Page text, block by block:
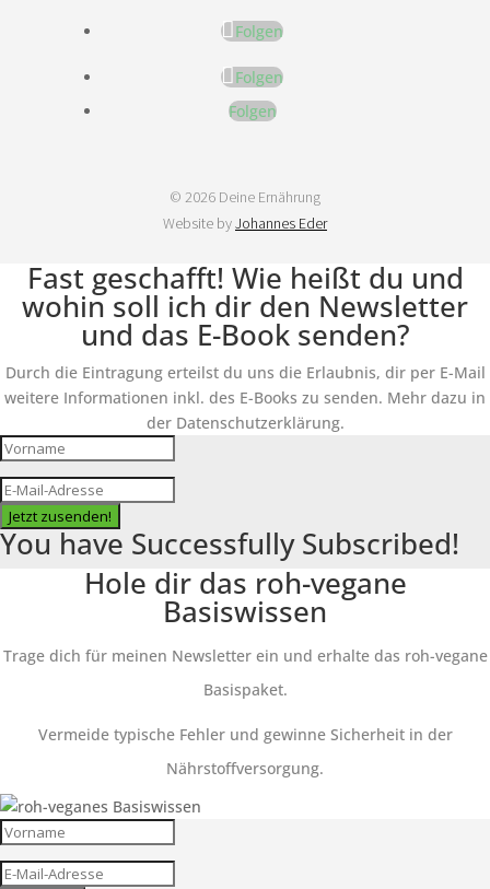
Folgen
Folgen
Folgen
© 2026 Deine Ernährung
Website byJohannes Eder
Fast geschafft! Wie heißt du und
wohin soll ich dir den Newsletter
und das E-Book senden?
Durch die Eintragung erteilst du uns die Erlaubnis, dir per E-Mail
weitere Informationen inkl. des E-Books zu senden. Mehr dazu in
der Datenschutzerklärung.
Jetzt zusenden!
You have Successfully Subscribed!
Hole dir das roh-vegane
Basiswissen
Trage dich für meinen Newsletter ein und erhalte das roh-vegane
Basispaket.
Vermeide typische Fehler und gewinne Sicherheit in der
Nährstoffversorgung.